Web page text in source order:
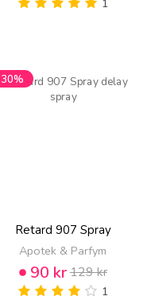
1
30%
Retard 907 Spray
Apotek & Parfym
90 kr129 kr
1